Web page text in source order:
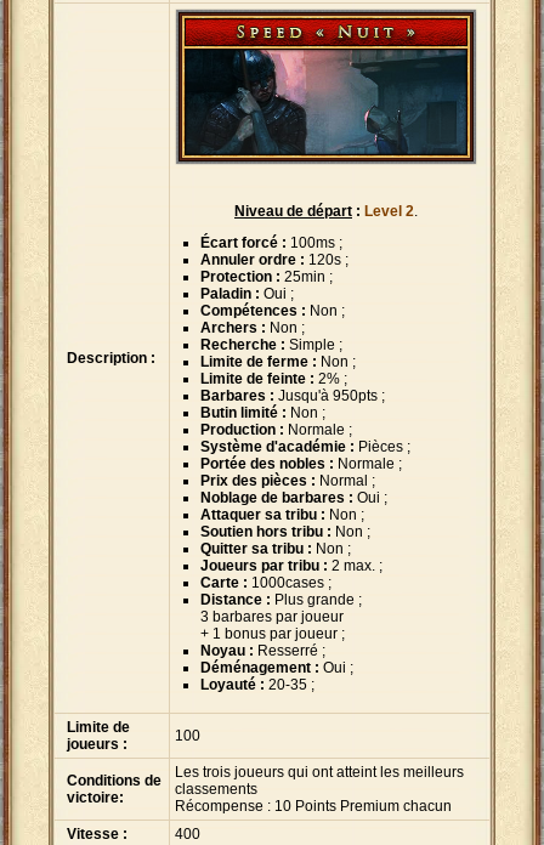
Description :
Niveau de départ : Level 2.
Écart forcé : 100ms ;
Annuler ordre : 120s ;
Protection : 25min ;
Paladin : Oui ;
Compétences : Non ;
Archers : Non ;
Recherche : Simple ;
Limite de ferme : Non ;
Limite de feinte : 2% ;
Barbares : Jusqu'à 950pts ;
Butin limité : Non ;
Production : Normale ;
Système d'académie : Pièces ;
Portée des nobles : Normale ;
Prix des pièces : Normal ;
Noblage de barbares : Oui ;
Attaquer sa tribu : Non ;
Soutien hors tribu : Non ;
Quitter sa tribu : Non ;
Joueurs par tribu : 2 max. ;
Carte : 1000cases ;
Distance : Plus grande ;
3 barbares par joueur
+ 1 bonus par joueur ;
Noyau : Resserré ;
Déménagement : Oui ;
Loyauté : 20-35 ;
Limite de
joueurs :
100
Conditions de
victoire:
Les trois joueurs qui ont atteint les meilleurs
classements
Récompense : 10 Points Premium chacun
Vitesse :
400